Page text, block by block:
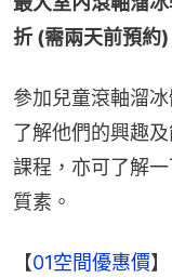
折 (需兩天前預約)
參加兒童滾軸溜
了解他們的興趣
課程，亦可了解
質素。
【01空間優惠價】